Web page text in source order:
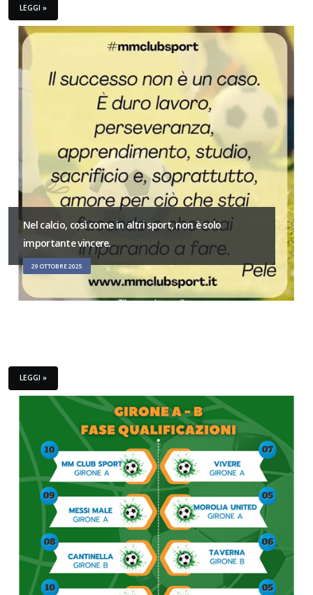
LEGGI »
Nel calcio, così come in altri sport, non è solo
importante vincere.
29 OTTOBRE 2025
LEGGI »